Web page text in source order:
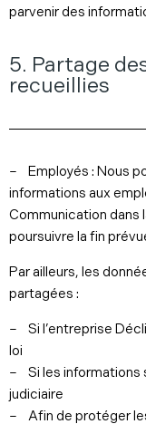
parvenir des
5. Partage
recueillies
– Employés : Nous
informations aux
Communication dans
poursuivre la fin
Par ailleurs, les
partagées :
– Si l’entreprise
loi
– Si les informations
judiciaire
– Afin de protéger